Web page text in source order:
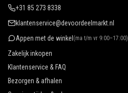
+31 85 273 8338
klantenservice@devoordeelmarkt.nl
Appen met de winkel (ma t/m vr 9:00–17:00)
Zakelijk inkopen
Klantenservice & FAQ
Bezorgen & afhalen